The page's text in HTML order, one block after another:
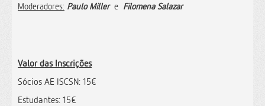
Moderadores: Paulo Millere Filomena Salazar
Valor das Inscrições
Sócios AE ISCSN: 15€
Estudantes: 15€